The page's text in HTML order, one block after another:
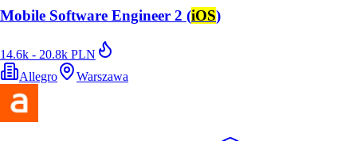
Mobile Software Engineer 2 (iOS)
14.6k - 20.8k PLN
Allegro
Warszawa